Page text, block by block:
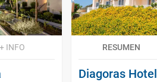
+ INFO RESUMEN
Diagoras Hotel